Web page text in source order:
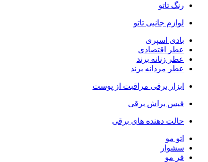
رنگ تاتو
لوازم جانبی تاتو
بادی اسپری
عطر اقتصادی
عطر زنانه برند
عطر مردانه برند
ابزار برقی مراقبت از پوست
فیس براش برقی
حالت دهنده های برقی
اتو مو
سشوار
فر مو